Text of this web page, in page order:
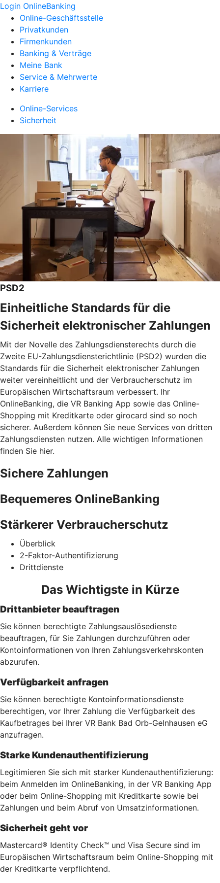
Login OnlineBanking
Online-Geschäftsstelle
Privatkunden
Firmenkunden
Banking & Verträge
Meine Bank
Service & Mehrwerte
Karriere
Online-Services
Sicherheit
PSD2
Einheitliche Standards für die
Sicherheit elektronischer Zahlungen
Mit der Novelle des Zahlungsdiensterechts durch die
Zweite EU-Zahlungsdiensterichtlinie (PSD2) wurden die
Standards für die Sicherheit elektronischer Zahlungen
weiter vereinheitlicht und der Verbraucherschutz im
Europäischen Wirtschaftsraum verbessert. Ihr
OnlineBanking, die VR Banking App sowie das Online-
Shopping mit Kreditkarte oder girocard sind so noch
sicherer. Außerdem können Sie neue Services von dritten
Zahlungsdiensten nutzen. Alle wichtigen Informationen
finden Sie hier.
Sichere Zahlungen
Bequemeres OnlineBanking
Stärkerer Verbraucherschutz
Überblick
2-Faktor-Authentifizierung
Drittdienste
Das Wichtigste in Kürze
Drittanbieter beauftragen
Sie können berechtigte Zahlungsauslösedienste
beauftragen, für Sie Zahlungen durchzuführen oder
Kontoinformationen von Ihren Zahlungsverkehrskonten
abzurufen.
Verfügbarkeit anfragen
Sie können berechtigte Kontoinformationsdienste
berechtigen, vor Ihrer Zahlung die Verfügbarkeit des
Kaufbetrages bei Ihrer VR Bank Bad Orb-Gelnhausen eG
anzufragen.
Starke Kundenauthentifizierung
Legitimieren Sie sich mit starker Kundenauthentifizierung:
beim Anmelden im OnlineBanking, in der VR Banking App
oder beim Online-Shopping mit Kreditkarte sowie bei
Zahlungen und beim Abruf von Umsatzinformationen.
Sicherheit geht vor
Mastercard® Identity Check™ und Visa Secure sind im
Europäischen Wirtschaftsraum beim Online-Shopping mit
der Kreditkarte verpflichtend.